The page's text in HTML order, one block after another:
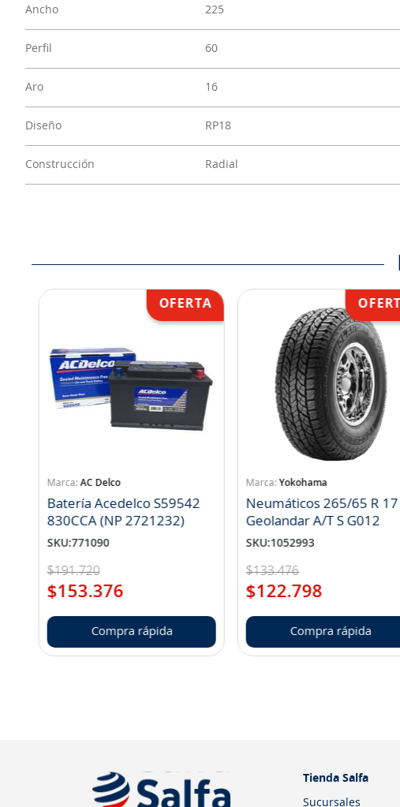
Ancho 225
Perfil 60
Aro 16
Diseño RP18
Construcción Radial
AC Delco
Batería Acedelco S59542
830CCA (NP 2721232)
SKU:771090
$191.720
$153.376
Compra rápida
Yokohama
Neumáticos 265/65 R 17
Geolandar A/T S G012
SKU:1052993
$133.476
$122.798
Compra rápida
Tienda Salfa
Sucursales